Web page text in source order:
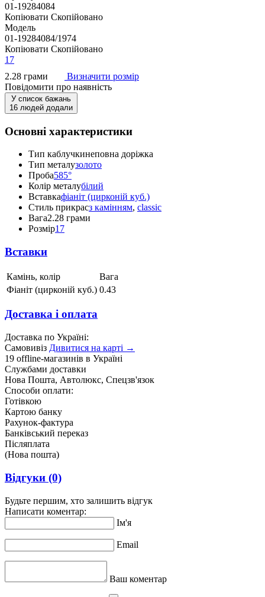
01-19284084
Копіювати Скопійовано
Модель
01-19284084/1974
Копіювати Скопійовано
17
2.28 грами
Визначити розмір
Повідомити про наявність
У список бажань
16 людей додали
Основні характеристики
Тип каблучкинеповна доріжка
Тип металузолото
Проба585°
Колір металубілий
Вставкафіаніт (цирконій куб.)
Стиль прикрасз камінням, classic
Вага2.28 грами
Розмір17
Вставки
Камінь, колір
Вага
Фіаніт (цирконій куб.) 0.43
Доставка і оплата
Доставка по Україні:
Самовивіз Дивитися на карті →
19 offline-магазинів в Україні
Службами доставки
Нова Пошта, Автолюкс, Спецзв'язок
Способи оплати:
Готівкою
Картою банку
Рахунок-фактура
Банківський переказ
Післяплата
(Нова пошта)
Відгуки (0)
Будьте першим, хто залишить відгук
Написати коментар:
Ім'я
Email
Ваш коментар